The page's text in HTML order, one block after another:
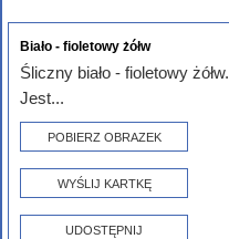
Biało - fioletowy żółw
Śliczny biało - fioletowy żółw.
Jest...
POBIERZ OBRAZEK
WYŚLIJ KARTKĘ
UDOSTĘPNIJ